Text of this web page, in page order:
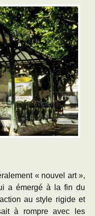
« nouvel art »,
a émergé à la fin du
au style rigide et
à rompre avec les